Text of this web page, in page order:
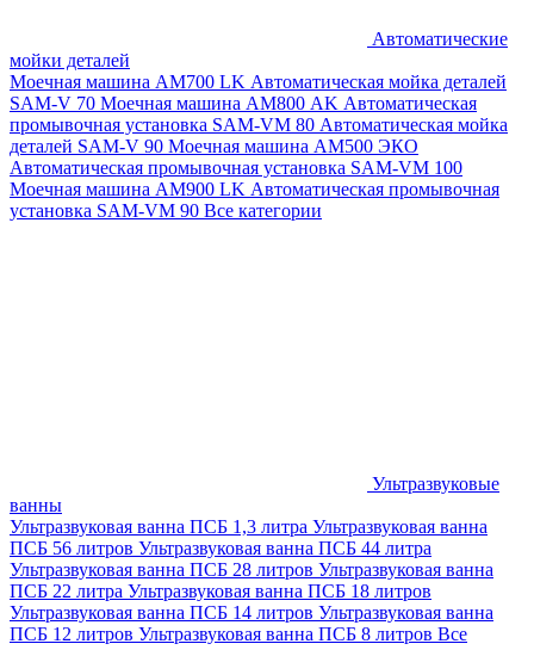
Автоматические
мойки деталей
Моечная машина AM700 LK Автоматическая мойка деталей
SAM-V 70 Моечная машина АМ800 AK Автоматическая
промывочная установка SAM-VM 80 Автоматическая мойка
деталей SAM-V 90 Моечная машина АМ500 ЭКО
Автоматическая промывочная установка SAM-VM 100
Моечная машина AM900 LK Автоматическая промывочная
установка SAM-VM 90 Все категории
Ультразвуковые
ванны
Ультразвуковая ванна ПСБ 1,3 литра Ультразвуковая ванна
ПСБ 56 литров Ультразвуковая ванна ПСБ 44 литра
Ультразвуковая ванна ПСБ 28 литров Ультразвуковая ванна
ПСБ 22 литра Ультразвуковая ванна ПСБ 18 литров
Ультразвуковая ванна ПСБ 14 литров Ультразвуковая ванна
ПСБ 12 литров Ультразвуковая ванна ПСБ 8 литров Все